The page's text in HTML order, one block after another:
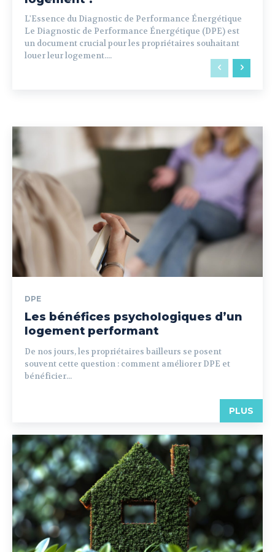
L'Essence du Diagnostic de Performance Énergétique
Le Diagnostic de Performance Énergétique (DPE) est
un document crucial pour les propriétaires souhaitant
louer leur logement....
DPE
Les bénéfices psychologiques d’un
logement performant
De nos jours, les propriétaires bailleurs se posent
souvent cette question : comment améliorer DPE et
bénéficier...
PLUS